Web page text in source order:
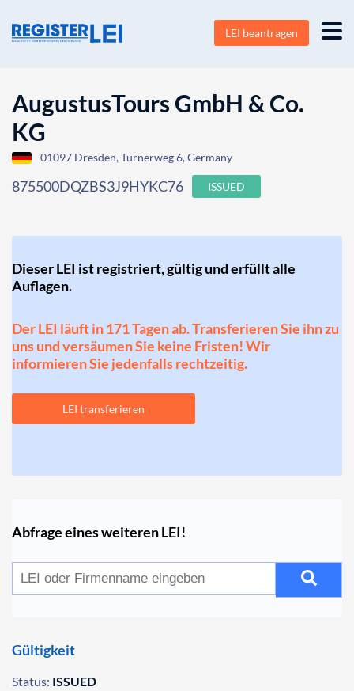
LEI beantragen
AugustusTours GmbH & Co.
KG
01097 Dresden, Turnerweg 6, Germany
875500DQZBS3J9HYKC76 ISSUED
Dieser LEI ist registriert, gültig und erfüllt alle
Auflagen.
Der LEI läuft in 171 Tagen ab. Transferieren Sie ihn zu
uns und versäumen Sie keine Fristen! Wir
informieren Sie jedenfalls rechtzeitig.
LEI transferieren
Abfrage eines weiteren LEI!
Gültigkeit
Status: ISSUED